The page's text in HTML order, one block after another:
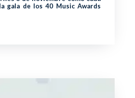
gala de los 40 Music Awards